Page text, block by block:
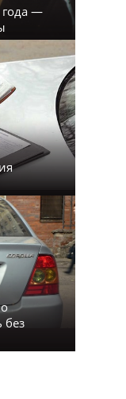
—
без